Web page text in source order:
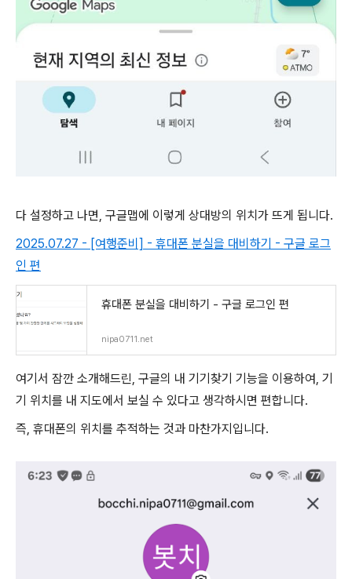
다 설정하고 나면, 구글맵에 이렇게 상대방의 위치가 뜨게 됩니다.
2025.07.27 - [여행준비] - 휴대폰 분실을 대비하기 - 구글 로그
인 편
휴대폰 분실을 대비하기 - 구글 로그인 편
nipa0711.net
여기서 잠깐 소개해드린, 구글의 내 기기찾기 기능을 이용하여, 기
기 위치를 내 지도에서 보실 수 있다고 생각하시면 편합니다.
즉, 휴대폰의 위치를 추적하는 것과 마찬가지입니다.